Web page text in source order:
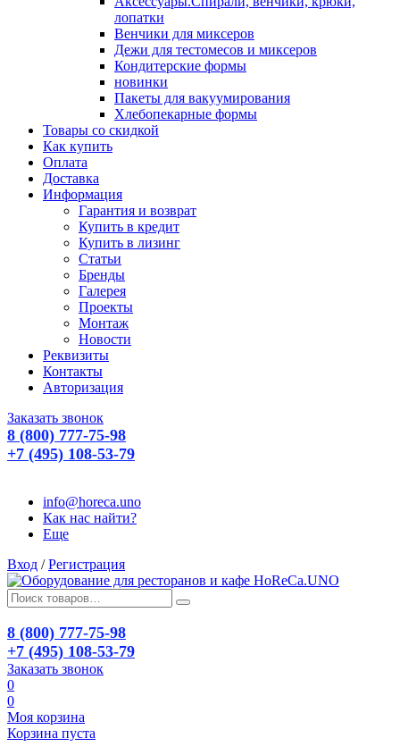
лопатки
Венчики для миксеров
Дежи для тестомесов и миксеров
Кондитерские формы
новинки
Пакеты для вакуумирования
Хлебопекарные формы
Товары со скидкой
Как купить
Оплата
Доставка
Информация
Гарантия и возврат
Купить в кредит
Купить в лизинг
Статьи
Бренды
Галерея
Проекты
Монтаж
Новости
Реквизиты
Контакты
Авторизация
Заказать звонок
8 (800) 777-75-98
+7 (495) 108-53-79
info@horeca.uno
Как нас найти?
Еще
Вход / Регистрация
8 (800) 777-75-98
+7 (495) 108-53-79
Заказать звонок
0
0
Моя корзина
Корзина пуста